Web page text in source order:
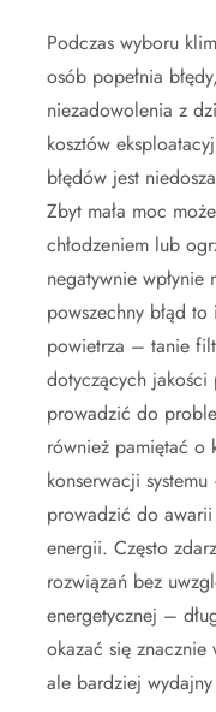
Podczas wyboru
osób popełnia
niezadowolenia z
kosztów
błędów jest
Zbyt mała moc
chłodzeniem lub
negatywnie
powszechny błąd
powietrza – tanie
dotyczących
prowadzić do
również pamiętać o
konserwacji
prowadzić do
energii. Często
rozwiązań bez
energetycznej –
okazać się znacznie
ale bardziej